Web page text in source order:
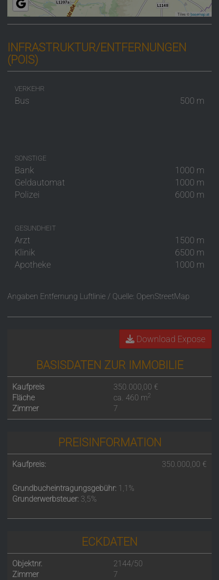
Tiles ©basemap.at
INFRASTRUKTUR/ENTFERNUNGEN
(POIS)
VERKEHR
Bus 500 m
SONSTIGE
Bank
1000 m
Geldautomat
1000 m
Polizei
6000 m
GESUNDHEIT
Arzt
1500 m
Klinik
6500 m
Apotheke
1000 m
Angaben Entfernung Luftlinie / Quelle: OpenStreetMap
Download Expose
BASISDATEN ZUR IMMOBILIE
Kaufpreis
350.000,00 €
Fläche
ca. 460 m2
Zimmer 7
PREISINFORMATION
Kaufpreis: 350.000,00 €
Grundbucheintragungsgebühr: 1,1%
Grunderwerbsteuer: 3,5%
ECKDATEN
Objektnr.
2144/50
Zimmer
7